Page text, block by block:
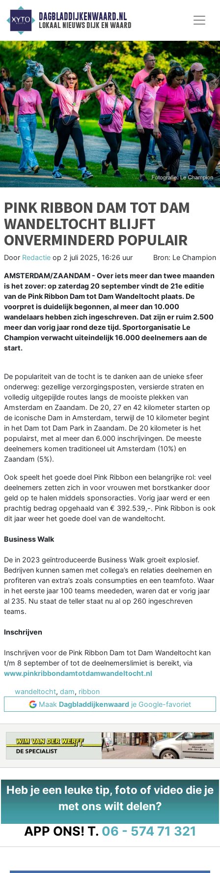
DAGBLADDIJKENWAARD.NL
lokaal nieuws dijk en waard
PINK RIBBON DAM TOT DAM
WANDELTOCHT BLIJFT
ONVERMINDERD POPULAIR
Door Redactie op 2 juli 2025, 16:26 uur Bron: Le Champion
AMSTERDAM/ZAANDAM - Over iets meer dan twee maanden
is het zover: op zaterdag 20 september vindt de 21e editie
van de Pink Ribbon Dam tot Dam Wandeltocht plaats. De
voorpret is duidelijk begonnen, al meer dan 10.000
wandelaars hebben zich ingeschreven. Dat zijn er ruim 2.500
meer dan vorig jaar rond deze tijd. Sportorganisatie Le
Champion verwacht uiteindelijk 16.000 deelnemers aan de
start.
De populariteit van de tocht is te danken aan de unieke sfeer
onderweg: gezellige verzorgingsposten, versierde straten en
volledig uitgepijlde routes langs de mooiste plekken van
Amsterdam en Zaandam. De 20, 27 en 42 kilometer starten op
de iconische Dam in Amsterdam, terwijl de 10 kilometer begint
in het Dam tot Dam Park in Zaandam. De 20 kilometer is het
populairst, met al meer dan 6.000 inschrijvingen. De meeste
deelnemers komen traditioneel uit Amsterdam (10%) en
Zaandam (5%).
Ook speelt het goede doel Pink Ribbon een belangrijke rol: veel
deelnemers zetten zich in voor vrouwen met borstkanker door
geld op te halen middels sponsoracties. Vorig jaar werd er een
prachtig bedrag opgehaald van € 392.539,-. Pink Ribbon is ook
dit jaar weer het goede doel van de wandeltocht.
Business Walk
De in 2023 geïntroduceerde Business Walk groeit explosief.
Bedrijven kunnen samen met collega’s en relaties deelnemen en
profiteren van extra’s zoals consumpties en een teamfoto. Waar
in het eerste jaar 100 teams meededen, waren dat er vorig jaar
al 235. Nu staat de teller staat nu al op 260 ingeschreven
teams.
Inschrijven
Inschrijven voor de Pink Ribbon Dam tot Dam Wandeltocht kan
t/m 8 september of tot de deelnemerslimiet is bereikt, via
www.pinkribbondamtotdamwandeltocht.nl
wandeltocht, dam, ribbon
Maak Dagbladdijkenwaard je Google-favoriet
Heb je een leuke tip, foto of video die je
met ons wilt delen?
APP ONS! T. 06 - 574 71 321